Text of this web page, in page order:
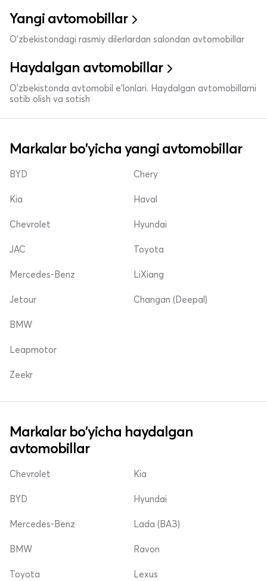
Yangi avtomobillar
O'zbekistondagi rasmiy dilerlardan salondan avtomobillar
Haydalgan avtomobillar
O'zbekistonda avtomobil e’lonlari. Haydalgan avtomobillarni
sotib olish va sotish
Markalar bo'yicha yangi avtomobillar
BYD
Kia
Chevrolet
Chery
Haval
Hyundai
JAC
Mercedes-Benz
Jetour
Toyota
LiXiang
Changan (Deepal)
BMW
Leapmotor
Zeekr
Markalar bo'yicha haydalgan
avtomobillar
Chevrolet
BYD
Mercedes-Benz
Kia
Hyundai
Lada (ВАЗ)
BMW
Toyota
Ravon
Lexus